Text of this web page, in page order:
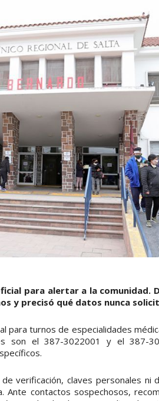
para alertar a la comunidad.
y precisó qué datos nunca
para turnos de especialidades
son el 387-3022001 y el 387-
verificación, claves personales ni
Ante contactos sospechosos,